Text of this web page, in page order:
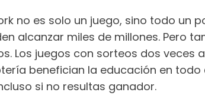
no es solo un juego, sino todo
alcanzar miles de millones. Pero
Los juegos con sorteos dos
benefician la educación en
si no resultas ganador.